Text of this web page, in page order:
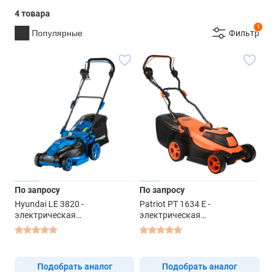
4 товара
Популярные
1
Фильтр
По запросу
Hyundai LE 3820 -
электрическая
газонокосилка
Подобрать аналог
По запросу
Patriot PT 1634 E -
электрическая
газонокосилка
Подобрать аналог